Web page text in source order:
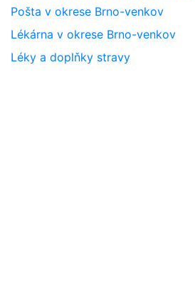
Pošta v okrese Brno-venkov
Lékárna v okrese Brno-venkov
Léky a doplňky stravy